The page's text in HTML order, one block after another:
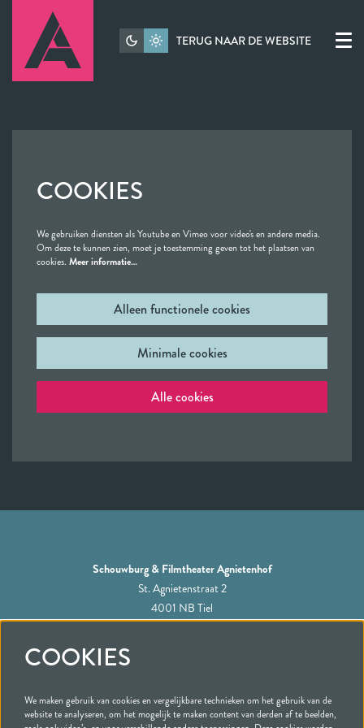
TERUG NAAR DE WEBSITE Menu
COOKIES
We gebruiken diensten als Youtube en Vimeo voor video's en andere media.
Om deze te kunnen zien, moet je toestemming geven tot het plaatsen van
cookies. Meer informatie…
Alleen functionele cookies
Minimale cookies
Alle cookies
Schouwburg & Filmtheater Agnietenhof
St. Agnietenstraat 2
4001 NB Tiel
Contactpersoon voor scholen
Ingrid Spee-Zaaijer
COOKIES
We maken gebruik van cookies en vergelijkbare technieken om het gebruik van de
website te analyseren, om het mogelijk te maken content van derden af te beelden,